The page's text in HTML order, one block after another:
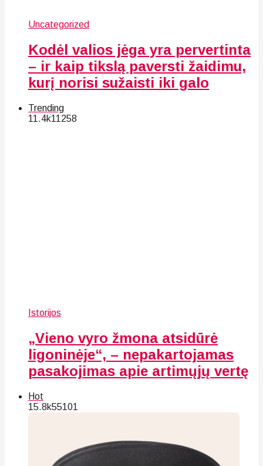
Uncategorized
Kodėl valios jėga yra pervertinta
– ir kaip tikslą paversti žaidimu,
kurį norisi sužaisti iki galo
Trending
11.4k11258
Istorijos
„Vieno vyro žmona atsidūrė
ligoninėje“, – nepakartojamas
pasakojimas apie artimųjų vertę
Hot
15.8k55101